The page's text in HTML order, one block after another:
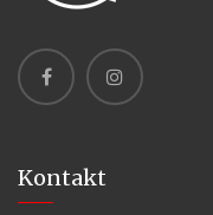
Kontakt